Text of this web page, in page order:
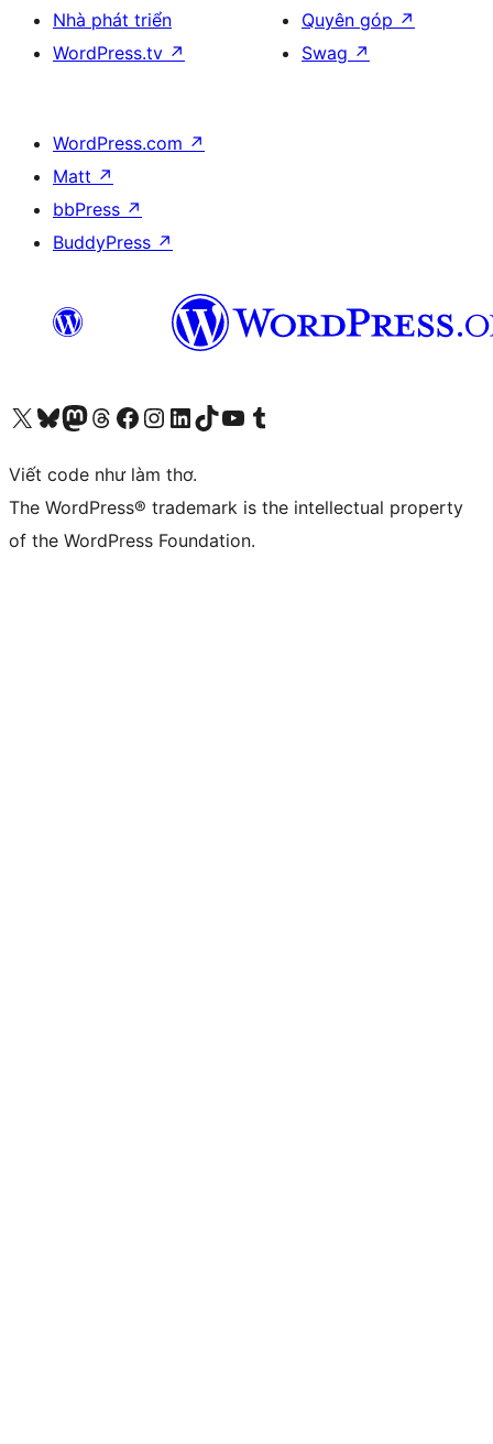
Nhà phát triển
WordPress.tv ↗
Quyên góp ↗
Swag ↗
WordPress.com ↗
Matt ↗
bbPress ↗
BuddyPress ↗
Truy cập tài khoản X (trước đây là Twitter) của chúng tôiVisit our Bluesky account
Visit our Mastodon account
Visit our Threads account
Xem trang Facebook của chúng tôiTruy cập tài khoản Instagram của chúng tôiTruy cập tài khoản LinkedIn của chúng tôiVisit our TikTok account
Truy cập kênh YouTube của chúng tôi Visit our Tumblr account
Viết code như làm thơ.
The WordPress® trademark is the intellectual property
of the WordPress Foundation.